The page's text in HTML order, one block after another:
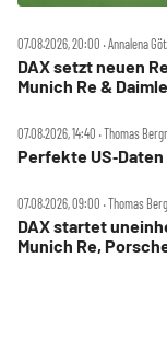
07.08.2026, 20:00 ‧ Annalena
DAX setzt neuen
Munich Re &
07.08.2026, 14:40 ‧ Thomas
Perfekte
07.08.2026, 09:00 ‧ Thomas
DAX startet
Munich Re,